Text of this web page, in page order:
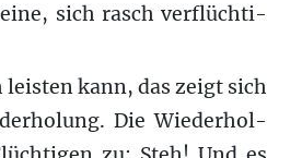
sich rasch ver­flüchti­
leis­ten kann, das zeigt sich
Die Wieder­hol­